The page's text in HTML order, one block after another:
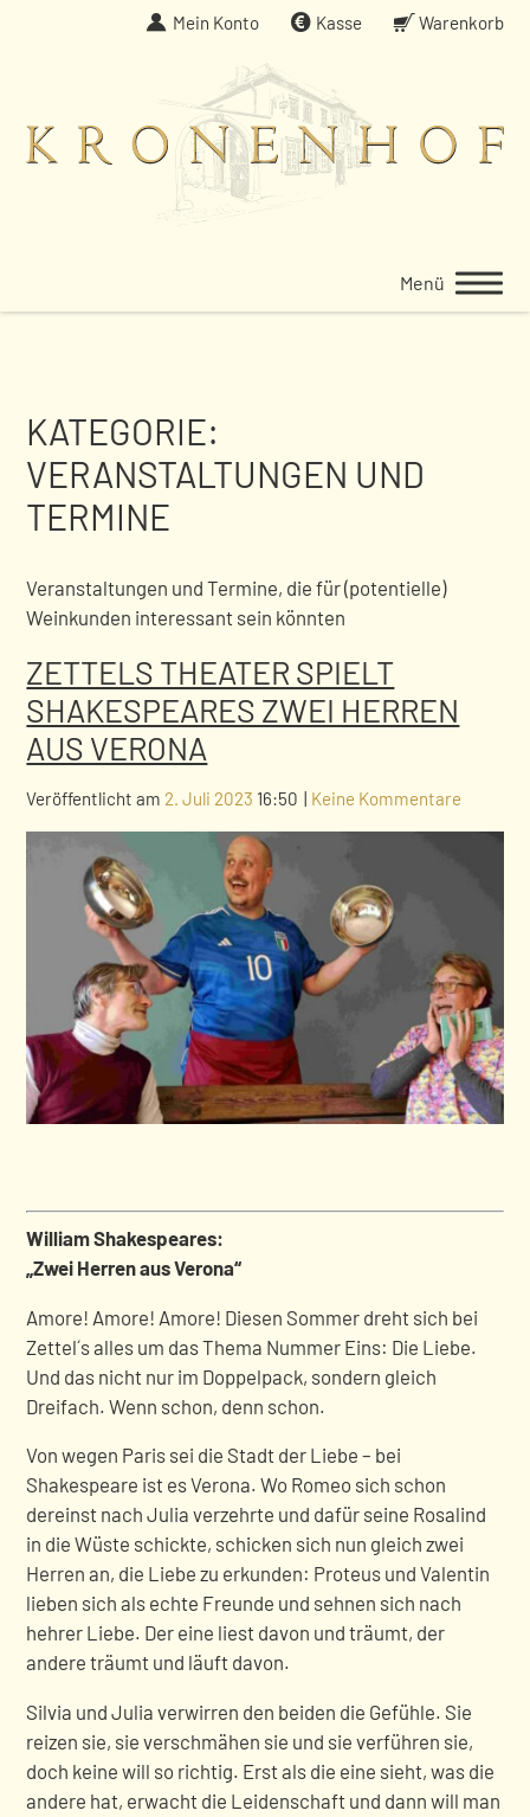
Mein Konto Kasse Warenkorb
Menü
KATEGORIE:
VERANSTALTUNGEN UND
TERMINE
Veranstaltungen und Termine, die für (potentielle)
Weinkunden interessant sein könnten
ZETTELS THEATER SPIELT
SHAKESPEARES ZWEI HERREN
AUS VERONA
Veröffentlicht am 2. Juli 2023 16:50 | Keine Kommentare
William Shakespeares:
„Zwei Herren aus Verona“
Amore! Amore! Amore! Diesen Sommer dreht sich bei
Zettel´s alles um das Thema Nummer Eins: Die Liebe.
Und das nicht nur im Doppelpack, sondern gleich
Dreifach. Wenn schon, denn schon.
Von wegen Paris sei die Stadt der Liebe – bei
Shakespeare ist es Verona. Wo Romeo sich schon
dereinst nach Julia verzehrte und dafür seine Rosalind
in die Wüste schickte, schicken sich nun gleich zwei
Herren an, die Liebe zu erkunden: Proteus und Valentin
lieben sich als echte Freunde und sehnen sich nach
hehrer Liebe. Der eine liest davon und träumt, der
andere träumt und läuft davon.
Silvia und Julia verwirren den beiden die Gefühle. Sie
reizen sie, sie verschmähen sie und sie verführen sie,
doch keine will so richtig. Erst als die eine sieht, was die
andere hat, erwacht die Leidenschaft und dann will man